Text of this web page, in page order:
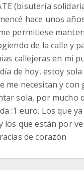
(bisutería
hace unos
permitiese
de la calle y
callejeras en mi
de hoy, estoy
me necesitan y con
sola, por mucho
:1 euro. Los que
los que están por
de corazón